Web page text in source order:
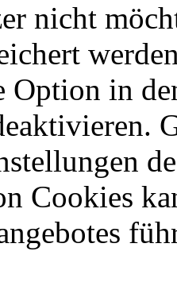
nicht
Option in
Cookies